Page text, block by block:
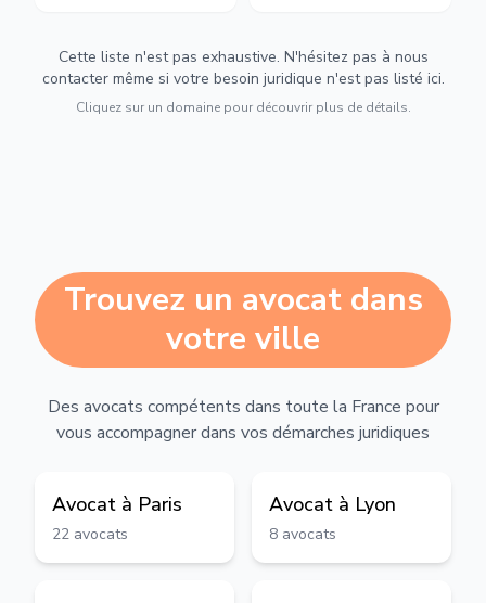
Cette liste n'est pas exhaustive. N'hésitez pas à nous
contacter même si votre besoin juridique n'est pas listé ici.
Cliquez sur un domaine pour découvrir plus de détails.
Trouvez un avocat dans
votre ville
Des avocats compétents dans toute la France pour
vous accompagner dans vos démarches juridiques
Avocat à Paris
22 avocats
Avocat à Lyon
8 avocats